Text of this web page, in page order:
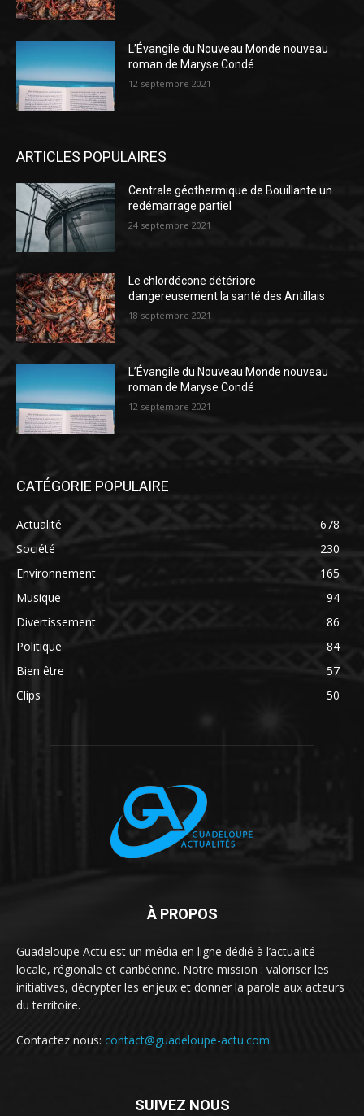
L’Évangile du Nouveau Monde nouveau
roman de Maryse Condé
12 septembre 2021
ARTICLES POPULAIRES
Centrale géothermique de Bouillante un
redémarrage partiel
24 septembre 2021
Le chlordécone détériore
dangereusement la santé des Antillais
18 septembre 2021
L’Évangile du Nouveau Monde nouveau
roman de Maryse Condé
12 septembre 2021
CATÉGORIE POPULAIRE
Actualité
678
Société
230
Environnement
165
Musique
94
Divertissement
86
Politique
84
Bien être
57
Clips
50
À PROPOS
Guadeloupe Actu est un média en ligne dédié à l’actualité
locale, régionale et caribéenne. Notre mission : valoriser les
initiatives, décrypter les enjeux et donner la parole aux acteurs
du territoire.
Contactez nous: contact@guadeloupe-actu.com
SUIVEZ NOUS